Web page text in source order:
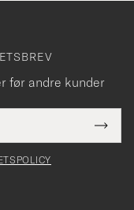
før andre kunder